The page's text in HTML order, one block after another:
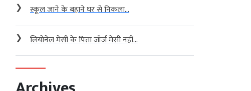
इंदौर न्यूज़ (Indore News) मध्‍यप्रदेश
इन्दौर: दिशा देने वाली बैठक ही
दिशाहीन, आधे...
2026
Singh
न जनप्रतिनिधियों ने सवाल पूछे, न अफसरों ने
❯ स्कूल जाने के बहाने घर से निकला...
❯ लियोनेल मेसी के पिता जॉर्ज मेसी नहीं...